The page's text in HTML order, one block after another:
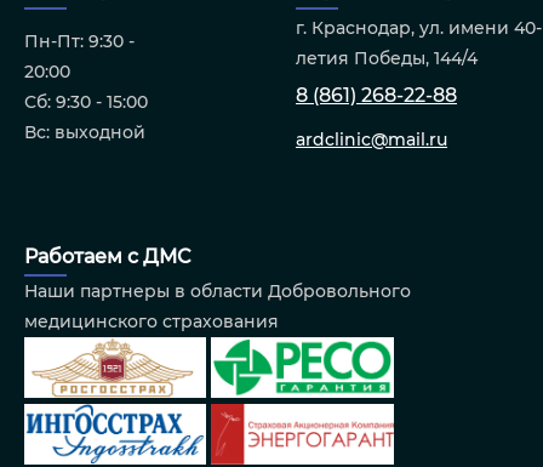
Пн-Пт: 9:30 -
20:00
Сб: 9:30 - 15:00
Вс: выходной
г. Краснодар, ул. имени 40-
летия Победы, 144/4
8 (861) 268-22-88
ardclinic@mail.ru
Работаем с ДМС
Наши партнеры в области Добровольного
медицинского страхования